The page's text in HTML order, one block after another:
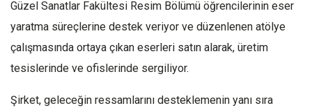
Güzel Sanatlar Fakültesi Resim Bölümü öğrencilerinin eser
yaratma süreçlerine destek veriyor ve düzenlenen atölye
çalışmasında ortaya çıkan eserleri satın alarak, üretim
tesislerinde ve ofislerinde sergiliyor.
Şirket, geleceğin ressamlarını desteklemenin yanı sıra